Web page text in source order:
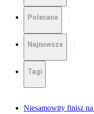
Polecane
Najnowsze
Tagi
Niesamowity finisz